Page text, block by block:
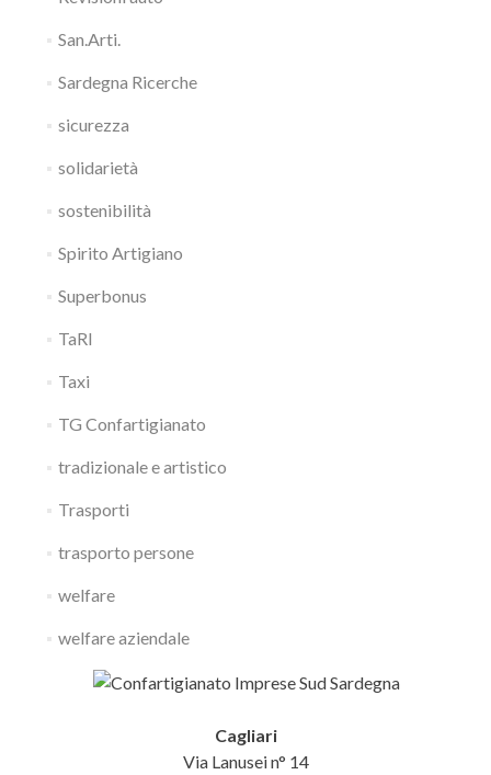
San.Arti.
Sardegna Ricerche
sicurezza
solidarietà
sostenibilità
Spirito Artigiano
Superbonus
TaRI
Taxi
TG Confartigianato
tradizionale e artistico
Trasporti
trasporto persone
welfare
welfare aziendale
Cagliari
Via Lanusei n° 14